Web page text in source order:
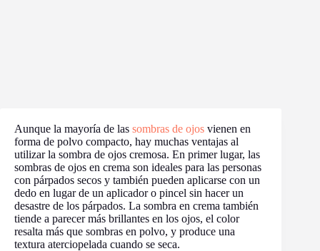
Aunque la mayoría de las sombras de ojos vienen en
forma de polvo compacto, hay muchas ventajas al
utilizar la sombra de ojos cremosa. En primer lugar, las
sombras de ojos en crema son ideales para las personas
con párpados secos y también pueden aplicarse con un
dedo en lugar de un aplicador o pincel sin hacer un
desastre de los párpados. La sombra en crema también
tiende a parecer más brillantes en los ojos, el color
resalta más que sombras en polvo, y produce una
textura aterciopelada cuando se seca.